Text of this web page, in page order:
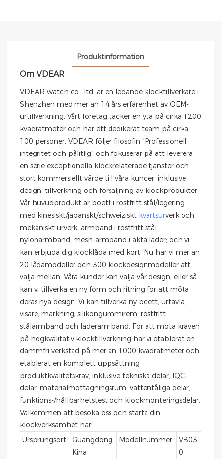
Produktinformation
Om VDEAR
VDEAR watch co., ltd. är en ledande klocktillverkare i
Shenzhen med mer än 14 års erfarenhet av OEM-
urtillverkning. Vårt företag täcker en yta på cirka 1200
kvadratmeter och har ett dedikerat team på cirka
100 personer. VDEAR följer filosofin "Professionell,
integritet och pålitlig" och fokuserar på att leverera
en serie exceptionella klockrelaterade tjänster och
stort kommersiellt värde till våra kunder, inklusive
design, tillverkning och försäljning av klockprodukter.
Vår huvudprodukt är boett i rostfritt stål/legering
med kinesiskt/japanskt/schweiziskt kvartsurverk och
mekaniskt urverk, armband i rostfritt stål,
nylonarmband, mesh-armband i äkta läder; och vi
kan erbjuda dig klocklåda med kort. Nu har vi mer än
20 lådamodeller och 300 klockdesignmodeller att
välja mellan. Våra kunder kan välja vår design, eller så
kan vi tillverka en ny form och ritning för att möta
deras nya design. Vi kan tillverka ny boett, urtavla,
visare, märkning, silikongummirem, rostfritt
stålarmband och läderarmband. För att möta kraven
på högkvalitativ klocktillverkning har vi etablerat en
dammfri verkstad på mer än 1000 kvadratmeter och
etablerat en komplett uppsättning
produktkvalitetskrav, inklusive tekniska delar, IQC-
delar, materialmottagningsrum, vattentåliga delar,
funktions-/hållbarhetstest och klockmonteringsdelar.
Välkommen att besöka oss och starta din
klockverksamhet här!
Ursprungsort:
Guangdong,
Kina
Modellnummer:
VB03
0